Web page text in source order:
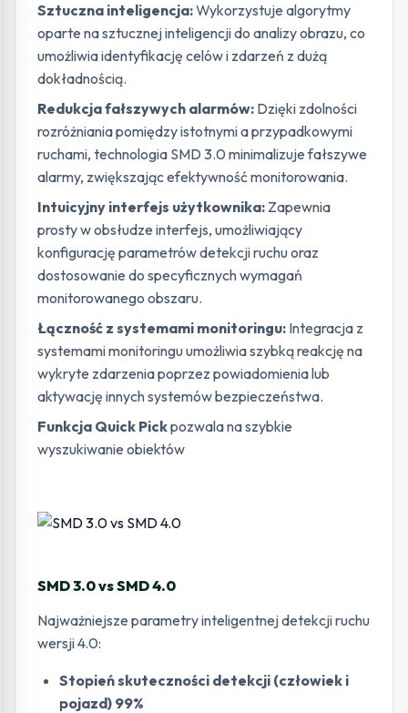
Sztuczna inteligencja:Wykorzystuje algorytmy
oparte na sztucznej inteligencji do analizy obrazu, co
umożliwia identyfikację celów i zdarzeń z dużą
dokładnością.
Redukcja fałszywych alarmów: Dzięki zdolności
rozróżniania pomiędzy istotnymi a przypadkowymi
ruchami, technologia SMD 3.0 minimalizuje fałszywe
alarmy, zwiększając efektywność monitorowania.
Intuicyjny interfejs użytkownika: Zapewnia
prosty w obsłudze interfejs, umożliwiający
konfigurację parametrów detekcji ruchu oraz
dostosowanie do specyficznych wymagań
monitorowanego obszaru.
Łączność z systemami monitoringu: Integracja z
systemami monitoringu umożliwia szybką reakcję na
wykryte zdarzenia poprzez powiadomienia lub
aktywację innych systemów bezpieczeństwa.
Funkcja Quick Pickpozwala na szybkie
wyszukiwanie obiektów
SMD 3.0 vs SMD 4.0
Najważniejsze parametry inteligentnej detekcji ruchu
wersji 4.0:
Stopień skuteczności detekcji (człowiek i
pojazd) 99%